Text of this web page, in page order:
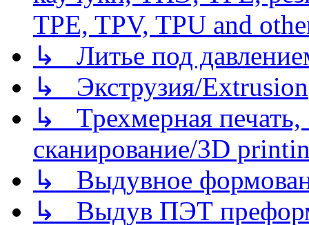
TPE, TPV, TPU and
↳ Литье под
↳ Экструзия/Extrusion
↳ Трехмерная
сканирование/3D
↳ Выдувное
↳ Выдув ПЭТ